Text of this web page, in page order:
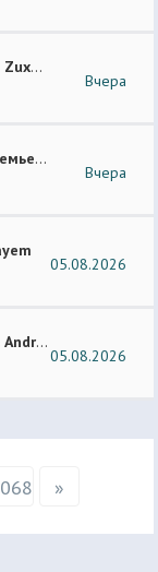
Sarvar Kuba - Bobo (Dj Zuxa Remix)
Вчера
MIYAGI - Свой Путь Премьера 2026
Вчера
05.08.2026
Knyaz Yeghiazaryan & Andranik Sirakanyan - Arevi Pes New 2026
05.08.2026
»